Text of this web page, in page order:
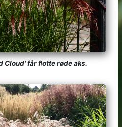
Cloud' får flotte røde aks.